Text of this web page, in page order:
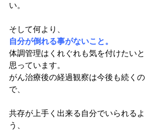
い。
そして何より、
自分が倒れる事がないこと。
体調管理はくれぐれも気を付けたいと
思っています。
がん治療後の経過観察は今後も続くの
で、
共存が上手く出来る自分でいられるよ
う、